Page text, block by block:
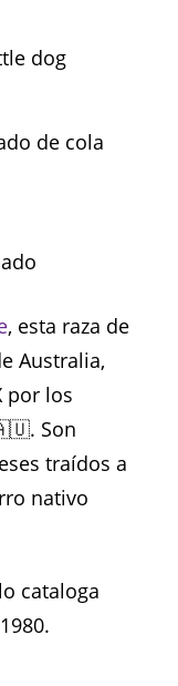
dog
de cola
, esta raza de
Australia,
por los
Son
traídos a
nativo
lo cataloga